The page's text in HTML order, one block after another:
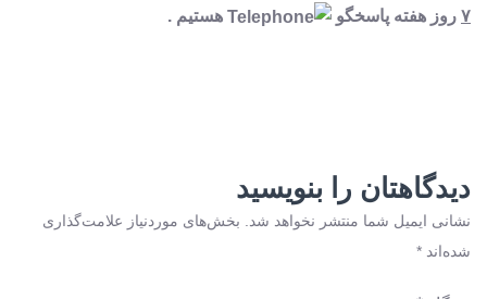
۷ روز هفته پاسخگو هستیم .
دیدگاهتان را بنویسید
نشانی ایمیل شما منتشر نخواهد شد.
بخش‌های موردنیاز علامت‌گذاری
شده‌اند *